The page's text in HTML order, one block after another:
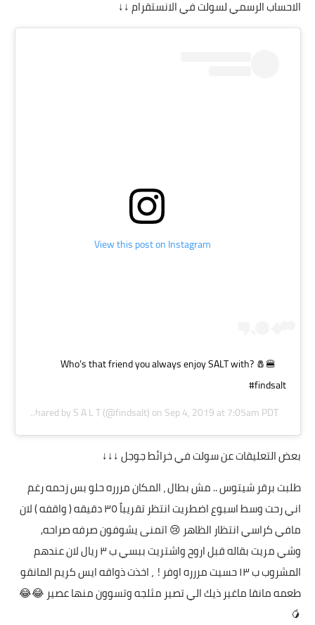
الاحساب الرسمي لسولت في الانستقرام ↓↓
View this post on Instagram
Who’s that friend you always enjoy SALT with? 🧂🍔
#findsalt
A post shared by
S A L T(@findsalt) onSep 4, 2019 at 7:05am PDT
بعض التعليقات عن سولت في خرائط جوجل ↓↓↓
طلبت برقر شيتوس .. مش بطال ، المكان مررره حلو بس زحمه رغم
اني رحت وسط اسبوع اضطريت انتظر تقريباً ٣٥ دقيقه ( واقفه ) لان
مافي كراسي انتظار الظاهر 😢 اتمنى يشوفون صرفه صراحه,
وشي مريت بقاله قبل اروح واشتريت ببسي ب ٣ ريال لان عندهم
المشروب ب ١٣ حسيت مررره اوفر ! ، اخذت ذواقه ايس كريم المانقو
طعمه مانقا ماغير ذيك الي تصير مثلجه وتسوون منها عصير 😂😂
🥭